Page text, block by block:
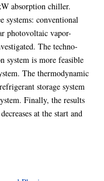
absorption chiller.
systems: conventional
photovoltaic vapor-
The techno-
system is more feasible
The thermodynamic
storage system
Finally, the results
at the start and